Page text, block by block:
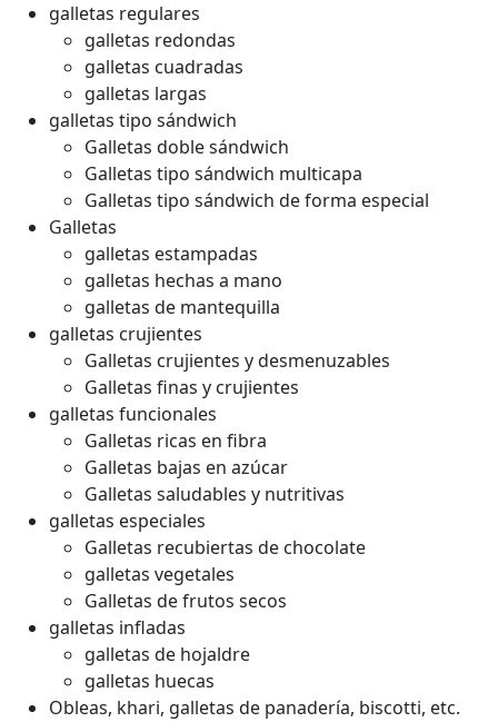
galletas regulares
galletas redondas
galletas cuadradas
galletas largas
galletas tipo sándwich
Galletas doble sándwich
Galletas tipo sándwich multicapa
Galletas tipo sándwich de forma especial
Galletas
galletas estampadas
galletas hechas a mano
galletas de mantequilla
galletas crujientes
Galletas crujientes y desmenuzables
Galletas finas y crujientes
galletas funcionales
Galletas ricas en fibra
Galletas bajas en azúcar
Galletas saludables y nutritivas
galletas especiales
Galletas recubiertas de chocolate
galletas vegetales
Galletas de frutos secos
galletas infladas
galletas de hojaldre
galletas huecas
Obleas, khari, galletas de panadería, biscotti, etc.